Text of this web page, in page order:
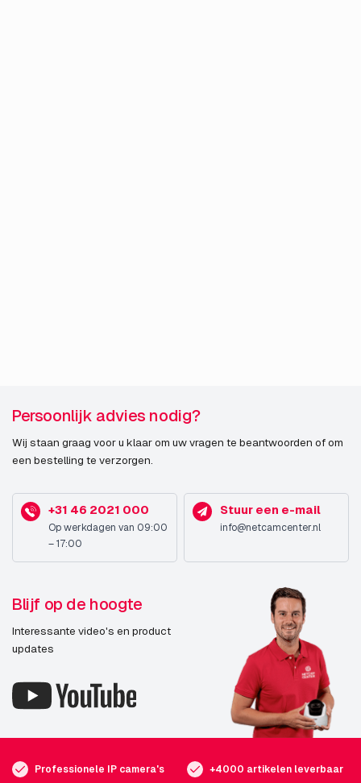
Persoonlijk advies nodig?
Wij staan graag voor u klaar om uw vragen te beantwoorden of om
een bestelling te verzorgen.
+31 46 2021 000
Op werkdagen van 09:00
– 17:00
Stuur een e-mail
info@netcamcenter.nl
Blijf op de hoogte
Interessante video's en product
updates
Professionele IP camera's
+4000 artikelen leverbaar